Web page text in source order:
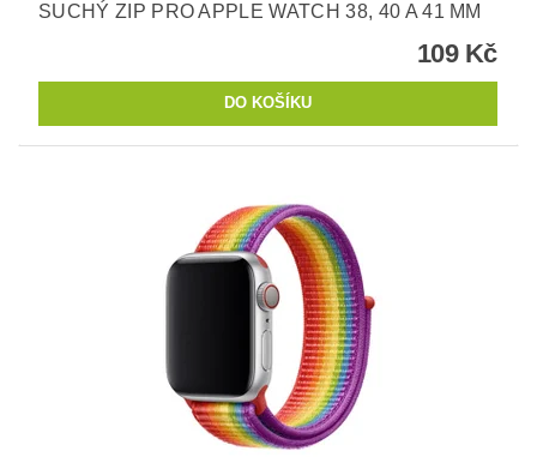
SUCHÝ ZIP PRO APPLE WATCH 38, 40 A 41 MM
109 Kč